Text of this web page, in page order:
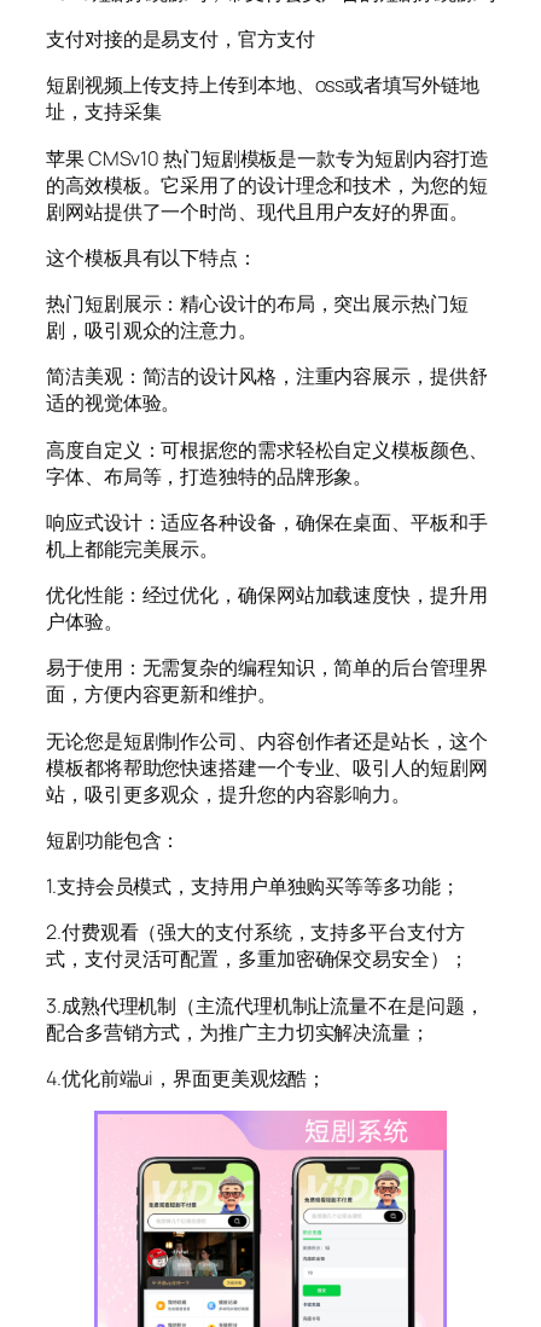
支付对接的是易支付，官方支付
短剧视频上传支持上传到本地、oss或者填写外链地
址，支持采集
苹果 CMSv10 热门短剧模板是一款专为短剧内容打造
的高效模板。它采用了的设计理念和技术，为您的短
剧网站提供了一个时尚、现代且用户友好的界面。
这个模板具有以下特点：
热门短剧展示：精心设计的布局，突出展示热门短
剧，吸引观众的注意力。
简洁美观：简洁的设计风格，注重内容展示，提供舒
适的视觉体验。
高度自定义：可根据您的需求轻松自定义模板颜色、
字体、布局等，打造独特的品牌形象。
响应式设计：适应各种设备，确保在桌面、平板和手
机上都能完美展示。
优化性能：经过优化，确保网站加载速度快，提升用
户体验。
易于使用：无需复杂的编程知识，简单的后台管理界
面，方便内容更新和维护。
无论您是短剧制作公司、内容创作者还是站长，这个
模板都将帮助您快速搭建一个专业、吸引人的短剧网
站，吸引更多观众，提升您的内容影响力。
短剧功能包含：
1.支持会员模式，支持用户单独购买等等多功能；
2.付费观看（强大的支付系统，支持多平台支付方
式，支付灵活可配置，多重加密确保交易安全）；
3.成熟代理机制（主流代理机制让流量不在是问题，
配合多营销方式，为推广主力切实解决流量；
4.优化前端ui，界面更美观炫酷；